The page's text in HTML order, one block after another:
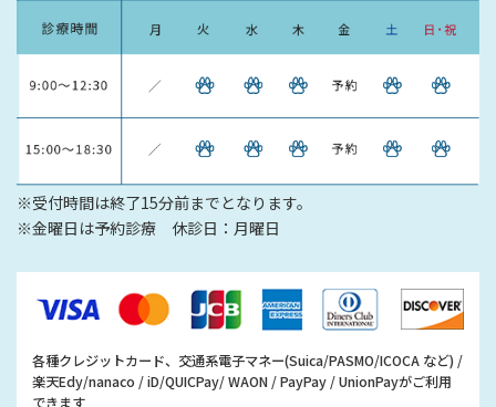
※受付時間は終了15分前までとなります。
※金曜日は予約診療 休診日：月曜日
各種クレジットカード、交通系電子マネー(Suica/PASMO/ICOCA など) /
楽天Edy/nanaco / iD/QUICPay/ WAON / PayPay / UnionPayがご利用
できます